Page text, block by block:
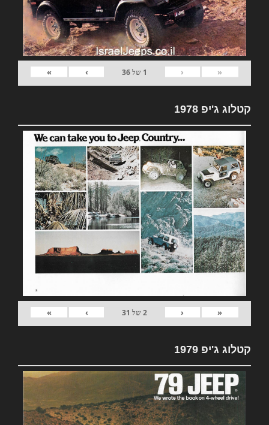
«
‹
1 של36
›
»
קטלוג ג'יפ 1978
«
‹
2של 31
›
»
קטלוג ג'יפ 1979